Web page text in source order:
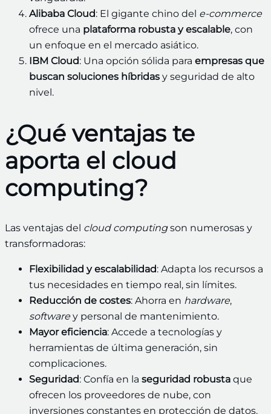
Alibaba Cloud: El gigante chino del e-commerce
ofrece una plataforma robusta y escalable, con
un enfoque en el mercado asiático.
IBM Cloud: Una opción sólida para empresas que
buscan soluciones híbridas y seguridad de alto
nivel.
¿Qué ventajas te
aporta el cloud
computing?
Las ventajas del cloud computingson numerosas y
transformadoras:
Flexibilidad y escalabilidad: Adapta los recursos a
tus necesidades en tiempo real, sin límites.
Reducción de costes: Ahorra en hardware,
softwarey personal de mantenimiento.
Mayor eficiencia: Accede a tecnologías y
herramientas de última generación, sin
complicaciones.
Seguridad: Confía en la seguridad robusta que
ofrecen los proveedores de nube, con
inversiones constantes en protección de datos.